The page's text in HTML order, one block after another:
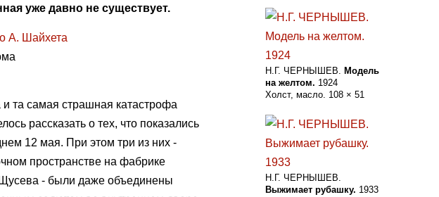
уже давно не существует.
та самая страшная катастрофа
рассказать о тех, что показались
12 мая. При этом три из них -
пространстве на фабрике
- были даже объединены
Н.Г. ЧЕРНЫШЕВ. Модель
на желтом. 1924
Холст, масло. 108 × 51
Н.Г. ЧЕРНЫШЕВ.
Выжимает рубашку. 1933